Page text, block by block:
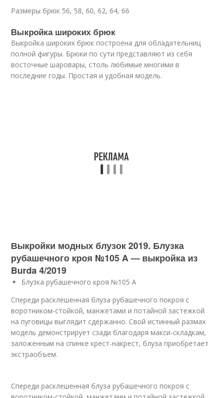
Размеры брюк 56, 58, 60, 62, 64, 66
Выкройка широких брюк
Выкройка широких брюк построена для обладательниц
полной фигуры. Брюки по сути представляют из себя
восточные шаровары, столь любимые многими в
последние годы. Простая и удобная модель.
Выкройки модных блузок 2019. Блузка
рубашечного кроя №105 A — выкройка из
Burda 4/2019
Блузка рубашечного кроя №105 A
Спереди расклешенная блуза рубашечного покроя с
воротником-стойкой, манжетами и потайной застежкой
на пуговицы выглядит сдержанно. Свой истинный размах
модель демонстрирует сзади благодаря макси-складкам,
заложенным на спинке крест-накрест, блуза приобретает
экстраобъем.
Спереди расклешенная блуза рубашечного покроя с